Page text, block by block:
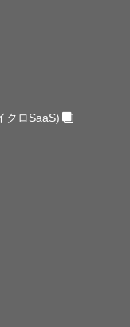
クロSaaS)